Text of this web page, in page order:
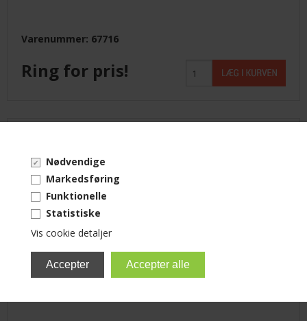
Nødvendige
Markedsføring
Funktionelle
Statistiske
Vis cookie detaljer
Varenummer: 67716
Ring for pris!
SM, 7 meter